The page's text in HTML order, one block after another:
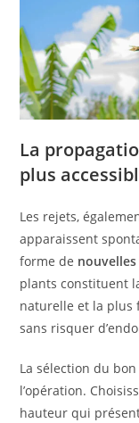
La
plus
Les rejets,
apparaissent
forme de
plants constituent
naturelle et la plus
sans risquer
La sélection du
l’opération.
hauteur qui